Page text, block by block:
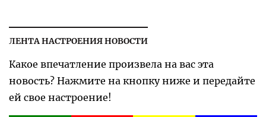
ЛЕНТА НАСТРОЕНИЯ НОВОСТИ
Какое впечатление произвела на вас эта
новость? Нажмите на кнопку ниже и передайте
ей свое настроение!